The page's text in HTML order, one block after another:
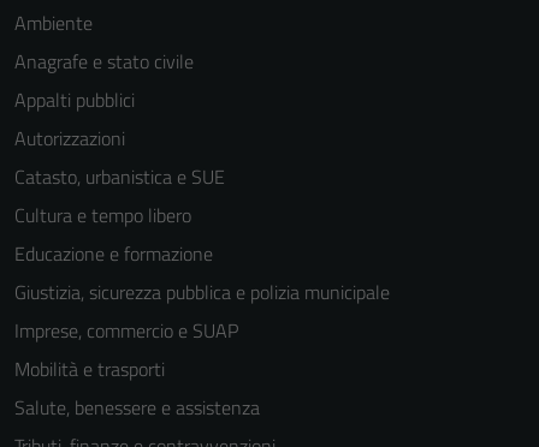
Ambiente
Anagrafe e stato civile
Appalti pubblici
Autorizzazioni
Catasto, urbanistica e SUE
Cultura e tempo libero
Educazione e formazione
Giustizia, sicurezza pubblica e polizia municipale
Imprese, commercio e SUAP
Mobilità e trasporti
Salute, benessere e assistenza